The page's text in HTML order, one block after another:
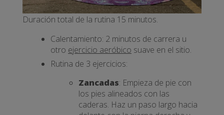
Duración total de la rutina 15 minutos.
Calentamiento: 2 minutos de carrera u
otro ejercicio aeróbico suave en el sitio.
Rutina de 3 ejercicios:
Zancadas: Empieza de pie con
los pies alineados con las
caderas. Haz un paso largo hacia